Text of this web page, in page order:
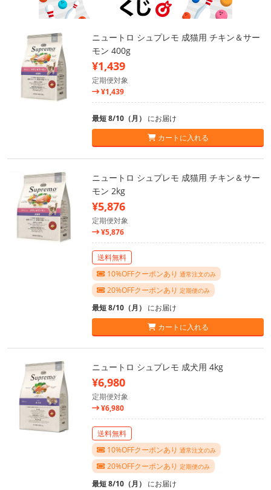
ニュートロ シュプレモ 成猫用 チキン＆サー
モン 400g
¥1,439
定期便対象
¥1,439
最短 8/10（月） にお届け
カートに入れる
ニュートロ シュプレモ 成猫用 チキン＆サー
モン 2kg
¥5,876
定期便対象
¥5,876
送料無料
10%OFFクーポンあり 通常注文のみ
20%OFFクーポンあり 定期便のみ
最短 8/10（月） にお届け
カートに入れる
ニュートロ シュプレモ 成犬用 4kg
¥6,980
定期便対象
¥6,980
送料無料
10%OFFクーポンあり 通常注文のみ
20%OFFクーポンあり 定期便のみ
最短 8/10（月） にお届け